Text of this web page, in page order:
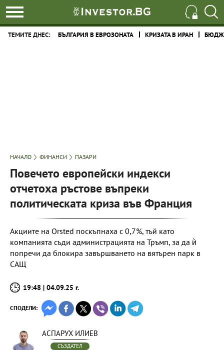
ТЕМИТЕ ДНЕС: БЪЛГАРИЯ В ЕВРОЗОНАТА КРИЗАТА В ИРАН
НАЧАЛО ФИНАНСИ ПАЗАРИ
Повечето европейски индекси
отчетоха ръстове въпреки
политическата криза във Франция
Акциите на Orsted поскъпнаха с 0,7%, тъй като
компанията съди администрацията на Тръмп, за да ѝ
попречи да блокира завършването на вятърен парк в
САЩ
19:48 | 04.09.25 г.
СПОДЕЛИ:
АСПАРУХ ИЛИЕВ
СЪЗДАТЕЛ